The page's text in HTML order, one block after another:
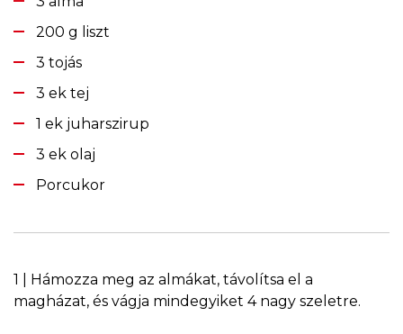
200 g liszt
3 tojás
3 ek tej
1 ek juharszirup
3 ek olaj
Porcukor
1 | Hámozza meg az almákat, távolítsa el a
magházat, és vágja mindegyiket 4 nagy szeletre.